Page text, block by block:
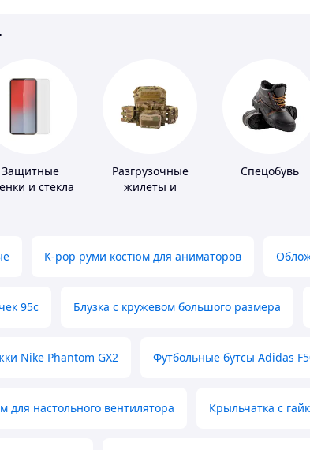
Защитные
и стекла
Разгрузочные
жилеты и
Спецобувь
K-pop руми костюм для аниматоров
95с Блузка с кружевом большого размера
Nike Phantom GX2 Футбольные бутсы Adidas
для настольного вентилятора Крыльчатка с